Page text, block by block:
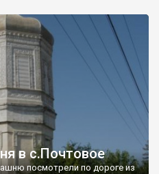
в с.Почтовое
посмотрели по дороге из